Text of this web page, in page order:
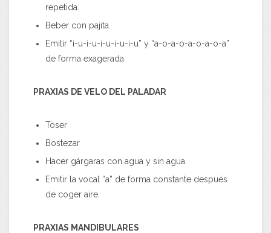
repetida.
Beber con pajita.
Emitir “i-u-i-u-i-u-i-u-i-u” y “a-o-a-o-a-o-a-o-a”
de forma exagerada
PRAXIAS DE VELO DEL PALADAR
Toser
Bostezar
Hacer gárgaras con agua y sin agua.
Emitir la vocal “a” de forma constante después
de coger aire.
PRAXIAS MANDIBULARES